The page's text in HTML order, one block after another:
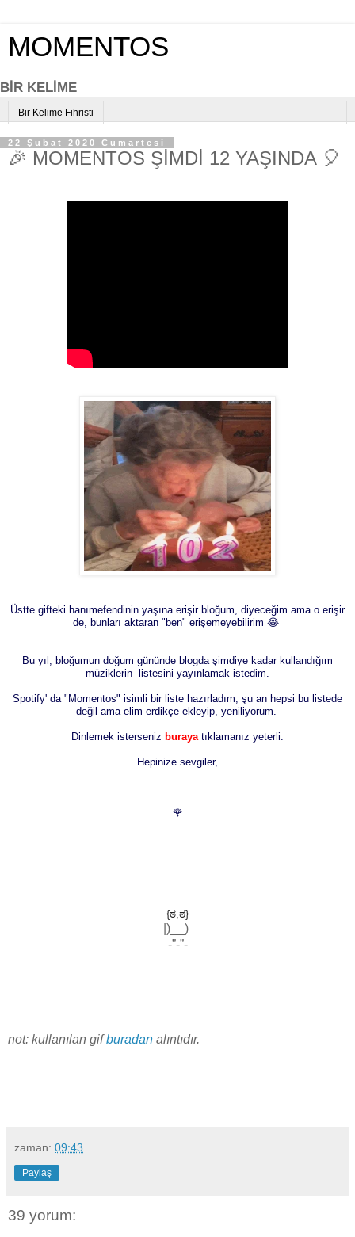
MOMENTOS
BİR KELİME
Bir Kelime Fihristi
22 Şubat 2020 Cumartesi
🎉 MOMENTOS ŞİMDİ 12 YAŞINDA 🎈
Üstte gifteki hanımefendinin yaşına erişir bloğum, diyeceğim ama o erişir
de, bunları aktaran "ben" erişemeyebilirim 😂
Bu yıl, bloğumun doğum gününde blogda şimdiye kadar kullandığım
müziklerin listesini yayınlamak istedim.
Spotify' da "Momentos" isimli bir liste hazırladım, şu an hepsi bu listede
değil ama elim erdikçe ekleyip, yeniliyorum.
Dinlemek isterseniz buraya tıklamanız yeterli.
Hepinize sevgiler,
🌹
{ಠ,ಠ}
|)__)
-”-”-
not: kullanılan gifburadan alıntıdır.
zaman: 09:43
Paylaş
39 yorum: